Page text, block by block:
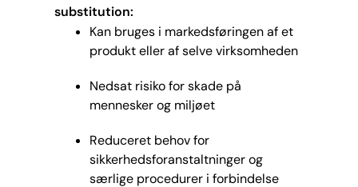
substitution:
Kan bruges i markedsføringen af et
produkt eller af selve virksomheden
Nedsat risiko for skade på
mennesker og miljøet
Reduceret behov for
sikkerhedsforanstaltninger og
særlige procedurer i forbindelse